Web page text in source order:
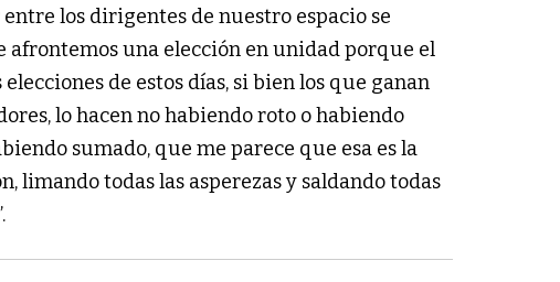
los dirigentes de nuestro espacio se
afrontemos una elección en unidad porque el
de estos días, si bien los que ganan
lo hacen no habiendo roto o habiendo
sumado, que me parece que esa es la
limando todas las asperezas y saldando todas